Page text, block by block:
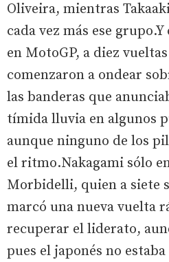
Oliveira, mientras
cada vez más ese
en MotoGP, a diez
comenzaron a ondear
las banderas que
tímida lluvia en algunos
aunque ninguno de los
el ritmo.Nakagami sólo
Morbidelli, quien a siete
marcó una nueva vuelta
recuperar el liderato,
pues el japonés no